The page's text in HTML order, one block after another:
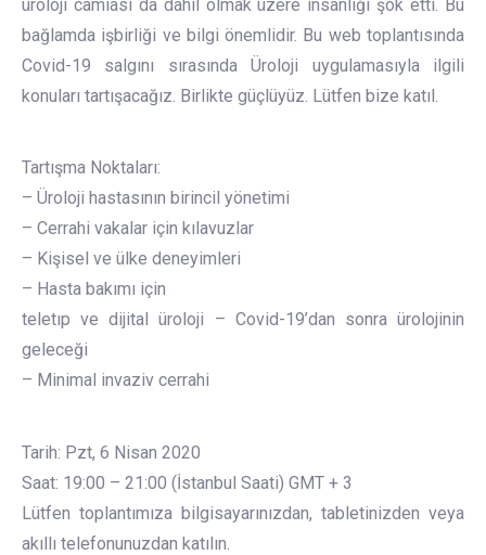
üroloji camiası da dahil olmak üzere insanlığı şok etti. Bu
bağlamda işbirliği ve bilgi önemlidir. Bu web toplantısında
Covid-19 salgını sırasında Üroloji uygulamasıyla ilgili
konuları tartışacağız. Birlikte güçlüyüz. Lütfen bize katıl.
Tartışma Noktaları:
– Üroloji hastasının birincil yönetimi
– Cerrahi vakalar için kılavuzlar
– Kişisel ve ülke deneyimleri
– Hasta bakımı için
teletıp ve dijital üroloji – Covid-19’dan sonra ürolojinin
geleceği
– Minimal invaziv cerrahi
Tarih: Pzt, 6 Nisan 2020
Saat: 19:00 – 21:00 (İstanbul Saati) GMT + 3
Lütfen toplantımıza bilgisayarınızdan, tabletinizden veya
akıllı telefonunuzdan katılın.